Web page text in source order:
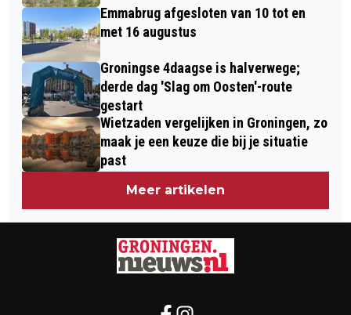
Emmabrug afgesloten van 10 tot en
met 16 augustus
Groningse 4daagse is halverwege;
derde dag 'Slag om Oosten'-route
gestart
Wietzaden vergelijken in Groningen, zo
maak je een keuze die bij je situatie
past
Meer artikelen